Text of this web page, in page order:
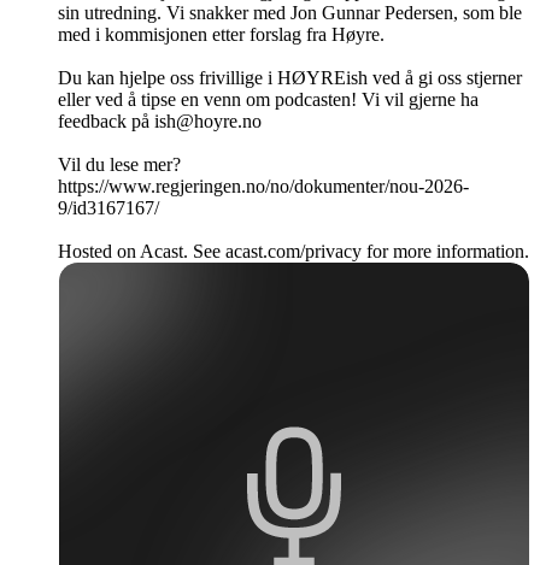
sin utredning. Vi snakker med Jon Gunnar Pedersen, som ble
med i kommisjonen etter forslag fra Høyre.
Du kan hjelpe oss frivillige i HØYREish ved å gi oss stjerner
eller ved å tipse en venn om podcasten! Vi vil gjerne ha
feedback på ish@hoyre.no
Vil du lese mer?
https://www.regjeringen.no/no/dokumenter/nou-2026-
9/id3167167/
Hosted on Acast. See acast.com/privacy for more information.